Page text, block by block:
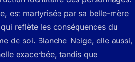
est martyrisée par sa belle-mère
reflète les conséquences du
de soi. Blanche-Neige, elle aussi,
exacerbée, tandis que